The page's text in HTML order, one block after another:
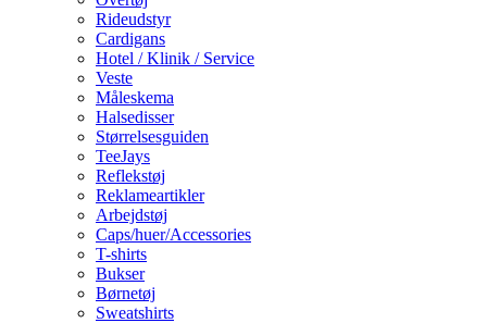
Rideudstyr
Cardigans
Hotel / Klinik / Service
Veste
Måleskema
Halsedisser
Størrelsesguiden
TeeJays
Reflekstøj
Reklameartikler
Arbejdstøj
Caps/huer/Accessories
T-shirts
Bukser
Børnetøj
Sweatshirts